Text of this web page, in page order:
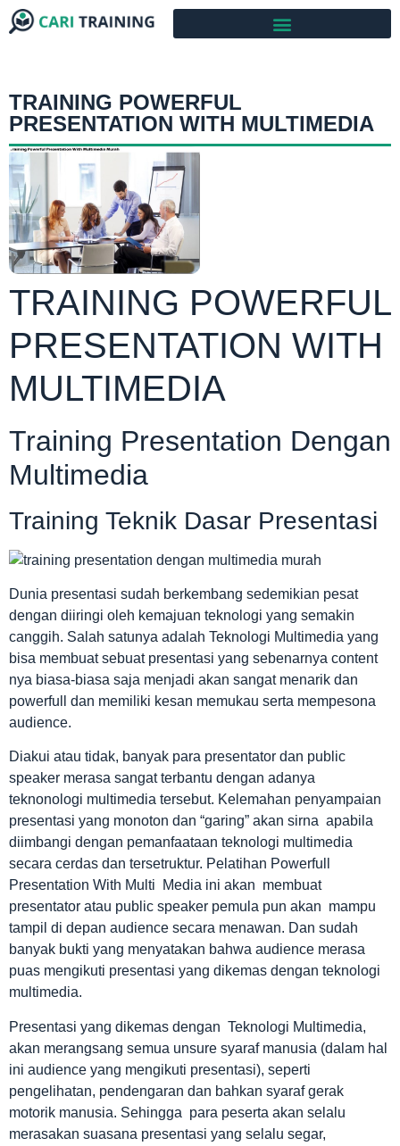
TRAINING POWERFUL
PRESENTATION WITH MULTIMEDIA
TRAINING POWERFUL
PRESENTATION WITH
MULTIMEDIA
Training Presentation Dengan
Multimedia
Training Teknik Dasar Presentasi
Dunia presentasi sudah berkembang sedemikian pesat
dengan diiringi oleh kemajuan teknologi yang semakin
canggih. Salah satunya adalah Teknologi Multimedia yang
bisa membuat sebuat presentasi yang sebenarnya content
nya biasa-biasa saja menjadi akan sangat menarik dan
powerfull dan memiliki kesan memukau serta mempesona
audience.
Diakui atau tidak, banyak para presentator dan public
speaker merasa sangat terbantu dengan adanya
teknonologi multimedia tersebut. Kelemahan penyampaian
presentasi yang monoton dan “garing” akan sirna apabila
diimbangi dengan pemanfaataan teknologi multimedia
secara cerdas dan tersetruktur. Pelatihan Powerfull
Presentation With Multi Media ini akan membuat
presentator atau public speaker pemula pun akan mampu
tampil di depan audience secara menawan. Dan sudah
banyak bukti yang menyatakan bahwa audience merasa
puas mengikuti presentasi yang dikemas dengan teknologi
multimedia.
Presentasi yang dikemas dengan Teknologi Multimedia,
akan merangsang semua unsure syaraf manusia (dalam hal
ini audience yang mengikuti presentasi), seperti
pengelihatan, pendengaran dan bahkan syaraf gerak
motorik manusia. Sehingga para peserta akan selalu
merasakan suasana presentasi yang selalu segar,